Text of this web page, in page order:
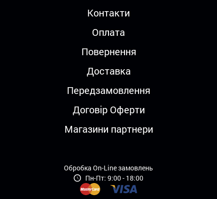
Контакти
Оплата
Повернення
Доставка
Передзамовлення
Договір Оферти
Магазини партнери
Обробка On-Line замовлень
Пн-Пт: 9:00 - 18:00